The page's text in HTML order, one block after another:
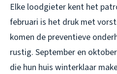
Elke loodgieter kent het
februari is het druk met
komen de preventieve
rustig. September en
die hun huis winterklaar